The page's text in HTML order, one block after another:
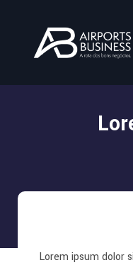
Lorem ipsum dolor